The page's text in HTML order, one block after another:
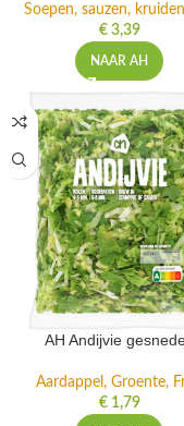
Soepen, sauzen,
€3,39
NAAR AH
AH Andijvie
Aardappel, Groente,
€1,79